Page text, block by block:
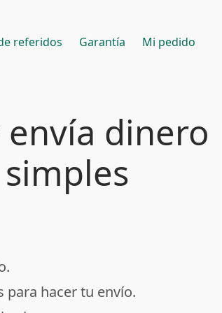
referidos Garantía Mi pedido
dinero
para hacer tu envío.